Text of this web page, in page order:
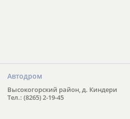
Автодром
Высокогорский район, д. Киндери
Тел.: (8265) 2-19-45